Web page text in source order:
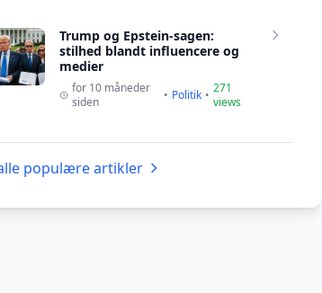
Trump og Epstein-sagen:
stilhed blandt influencere og
medier
for 10 måneder
siden
• Politik • 271
views
populære artikler